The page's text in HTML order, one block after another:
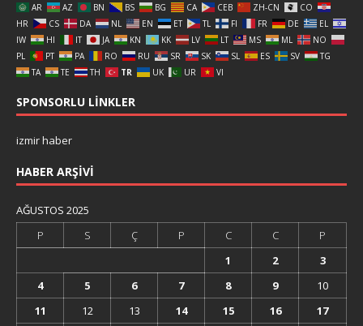
AR AZ BN BS BG CA CEB ZH-CN
CO
HR
CS DA NL EN ET TL FI FR DE
EL
IW
HI IT JA KN KK LV LT MS ML
NO
PL
PT PA RO RU SR SK SL ES SV
TG
TA
TE TH TR UK UR VI
SPONSORLU LINKLER
izmir haber
HABER ARŞIVI
AĞUSTOS 2025
P
S Ç P C C
P
1
2
3
4
5 6 7 8 9
10
11
12 13 14 15 16 17